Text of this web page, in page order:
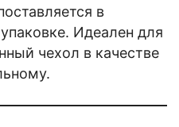
в
Идеален для
чехол в качестве